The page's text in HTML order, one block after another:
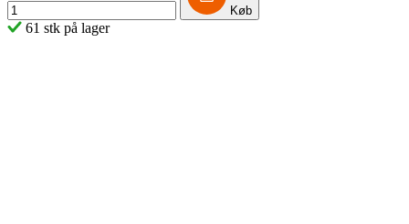
Køb
61 stk på lager